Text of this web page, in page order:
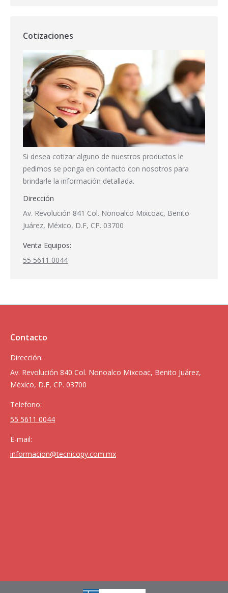
Cotizaciones
Si desea cotizar alguno de nuestros productos le
pedimos se ponga en contacto con nosotros para
brindarle la información detallada.
Dirección
Av. Revolución 841 Col. Nonoalco Mixcoac, Benito
Juárez, México, D.F, CP. 03700
Venta Equipos:
55 5611 0044
Contacto
Dirección:
Av. Revolución 840 Col. Nonoalco Mixcoac, Benito Juárez,
México, D.F, CP. 03700
Telefono:
55 5611 0044
E-mail:
informacion@tecnicopy.com.mx